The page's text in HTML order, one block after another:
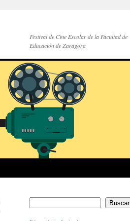
Festival de Cine Escolar de la Facultad de
Educación de Zaragoza
Buscar